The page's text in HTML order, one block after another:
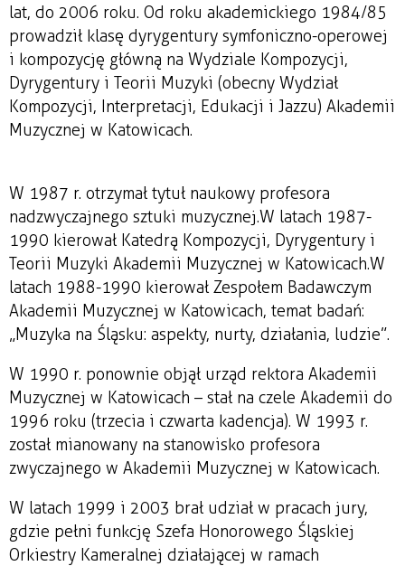
lat, do 2006 roku. Od roku akademickiego 1984/85
prowadził klasę dyrygentury symfoniczno-operowej
i kompozycję główną na Wydziale Kompozycji,
Dyrygentury i Teorii Muzyki (obecny Wydział
Kompozycji, Interpretacji, Edukacji i Jazzu) Akademii
Muzycznej w Katowicach.
W 1987 r. otrzymał tytuł naukowy profesora
nadzwyczajnego sztuki muzycznej. W latach 1987-
1990 kierował Katedrą Kompozycji, Dyrygentury i
Teorii Muzyki Akademii Muzycznej w Katowicach. W
latach 1988-1990 kierował Zespołem Badawczym
Akademii Muzycznej w Katowicach, temat badań:
„Muzyka na Śląsku: aspekty, nurty, działania, ludzie”.
W 1990 r. ponownie objął urząd rektora Akademii
Muzycznej w Katowicach – stał na czele Akademii do
1996 roku (trzecia i czwarta kadencja). W 1993 r.
został mianowany na stanowisko profesora
zwyczajnego w Akademii Muzycznej w Katowicach.
W latach 1999 i 2003 brał udział w pracach jury,
gdzie pełni funkcję Szefa Honorowego Śląskiej
Orkiestry Kameralnej działającej w ramach